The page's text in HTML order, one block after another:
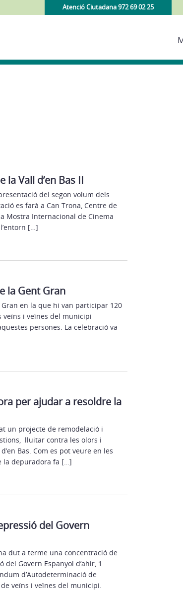
Atenció Ciutadana 972 69 02 25
Vall d’en Bas II
del segon volum dels
es farà a Can Trona, Centre de
Mostra Internacional de Cinema
[…]
la Gent Gran
Gran en la que hi van participar 120
veïns i veïnes del municipi
persones. La celebració va
per ajudar a resoldre la
un projecte de remodelació i
lluitar contra les olors i
Bas. Com es pot veure en les
la depuradora fa […]
del Govern
dut a terme una concentració de
Govern Espanyol d’ahir, 1
d’Autodeterminació de
veïns i veïnes del municipi.